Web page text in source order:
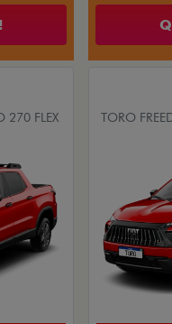
270 FLEX
TORO